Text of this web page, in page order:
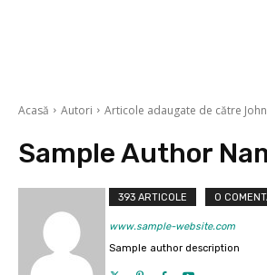
Acasă Autori Articole adaugate de către
Sample Author
393 ARTICOLE 0
www.sample-website.com
Sample author description